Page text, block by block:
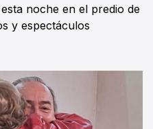
noche en el predio de
y espectáculos